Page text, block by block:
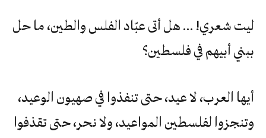
ليت شعري! … هل أتى عبّاد الفلس والطين، ما حل
ببني أبيهم في فلسطين؟
أيها العرب، لا عيد، حتى تنفذوا في صهيون الوعيد،
وتنجزوا لفلسطين المواعيد، ولا نحر، حتى تقذفوا